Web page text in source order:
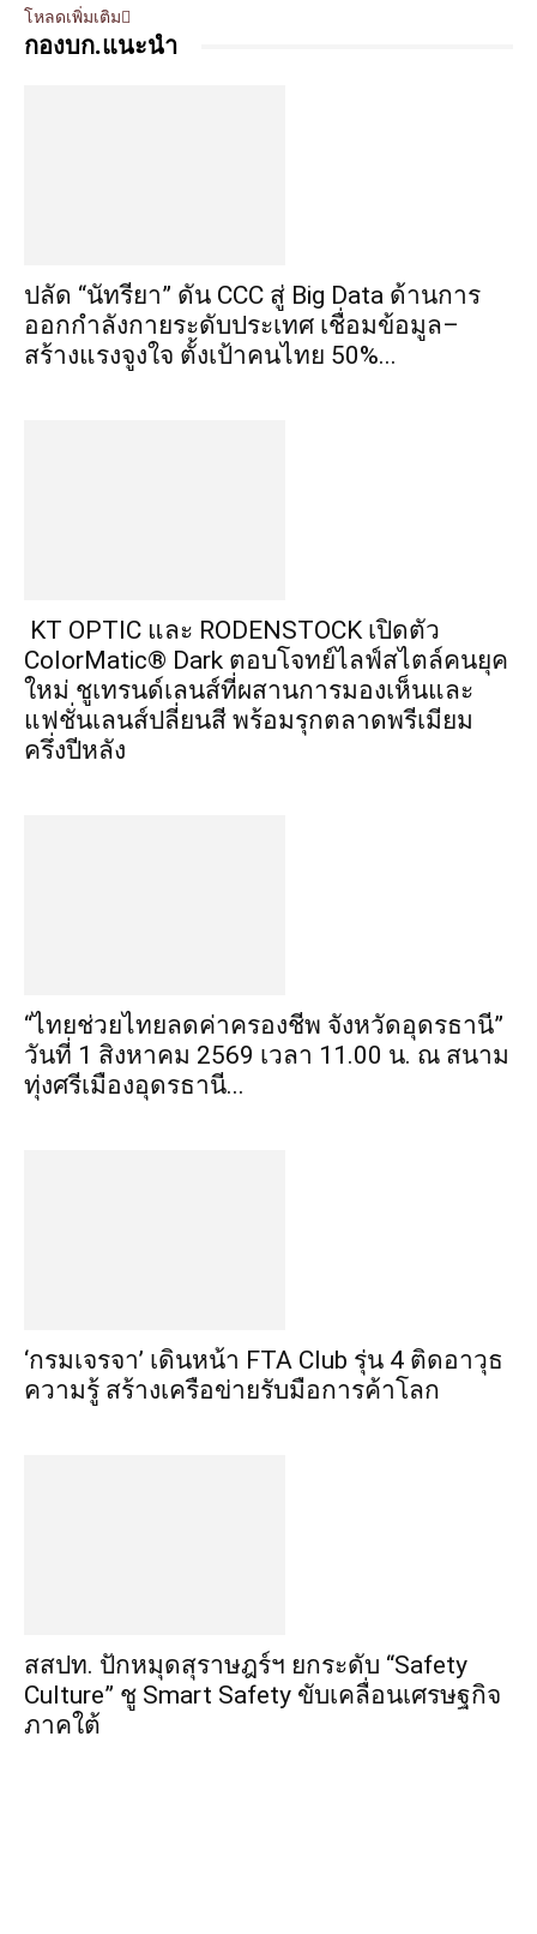
โหลดเพิ่มเติม
กองบก.แนะนำ
ปลัด “นัทรียา” ดัน CCC สู่ Big Data ด้านการ
ออกกำลังกายระดับประเทศ เชื่อมข้อมูล–
สร้างแรงจูงใจ ตั้งเป้าคนไทย 50%...
KT OPTIC และ RODENSTOCK เปิดตัว
ColorMatic® Dark ตอบโจทย์ไลฟ์สไตล์คนยุค
ใหม่ ชูเทรนด์เลนส์ที่ผสานการมองเห็นและ
แฟชั่นเลนส์ปลี่ยนสี พร้อมรุกตลาดพรีเมียม
ครึ่งปีหลัง
“ไทยช่วยไทยลดค่าครองชีพ จังหวัดอุดรธานี”
วันที่ 1 สิงหาคม 2569 เวลา 11.00 น. ณ สนาม
ทุ่งศรีเมืองอุดรธานี...
‘กรมเจรจา’ เดินหน้า FTA Club รุ่น 4 ติดอาวุธ
ความรู้ สร้างเครือข่ายรับมือการค้าโลก
สสปท. ปักหมุดสุราษฎร์ฯ ยกระดับ “Safety
Culture” ชู Smart Safety ขับเคลื่อนเศรษฐกิจ
ภาคใต้